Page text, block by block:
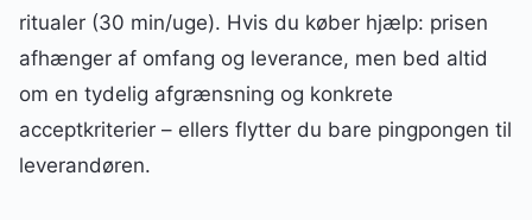
ritualer (30 min/uge). Hvis du køber hjælp: prisen
afhænger af omfang og leverance, men bed altid
om en tydelig afgrænsning og konkrete
acceptkriterier – ellers flytter du bare pingpongen til
leverandøren.